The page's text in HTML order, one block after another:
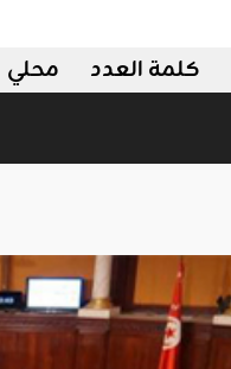
محلي كلمة العدد